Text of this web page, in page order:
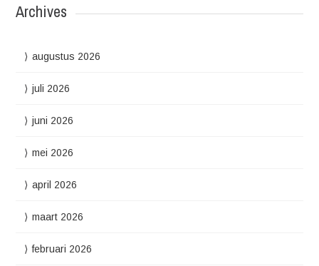
Archives
augustus 2026
juli 2026
juni 2026
mei 2026
april 2026
maart 2026
februari 2026